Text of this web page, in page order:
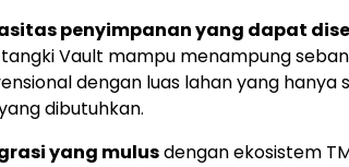
penyimpanan yang dapat
Vault mampu menampung
dengan luas lahan yang
dibutuhkan.
yang mulusdengan ekosistem